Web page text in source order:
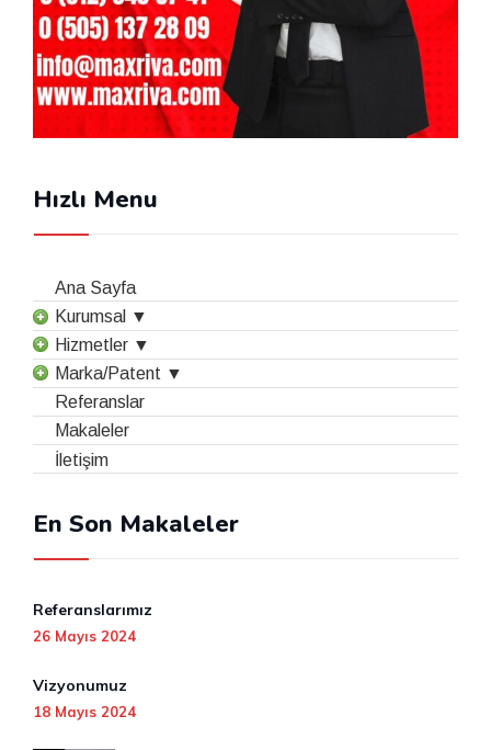
Hızlı Menu
Ana Sayfa
Kurumsal ▼
Hizmetler ▼
Marka/Patent ▼
Referanslar
Makaleler
İletişim
En Son Makaleler
Referanslarımız
26 Mayıs 2024
Vizyonumuz
18 Mayıs 2024